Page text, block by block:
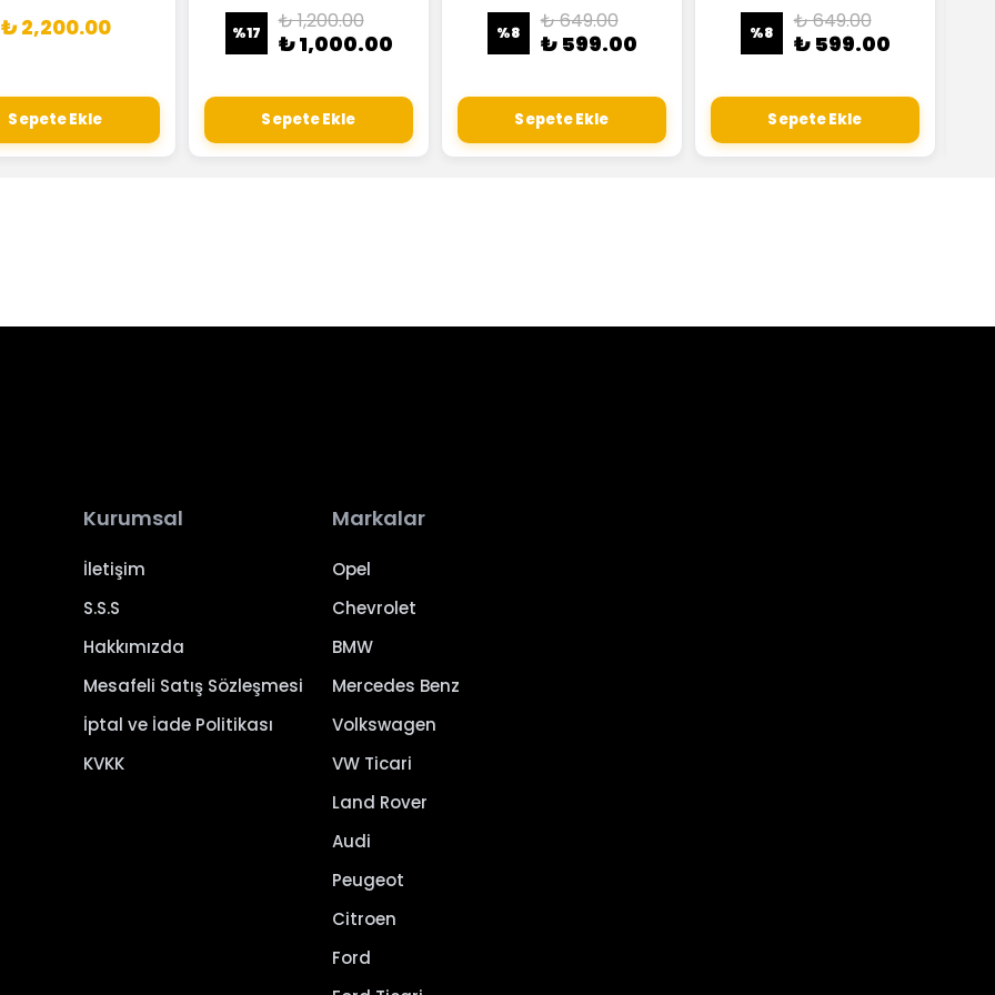
₺ 2,200.00
Sepete Ekle
%17 ₺ 1,200.00
₺ 1,000.00
Sepete Ekle
%8 ₺ 649.00
₺ 599.00
Sepete Ekle
%8 ₺ 649.00
₺ 599.00
Sepete Ekle
Kurumsal
İletişim
S.S.S
Hakkımızda
Mesafeli Satış Sözleşmesi
İptal ve İade Politikası
KVKK
Markalar
Opel
Chevrolet
BMW
Mercedes Benz
Volkswagen
VW Ticari
Land Rover
Audi
Peugeot
Citroen
Ford